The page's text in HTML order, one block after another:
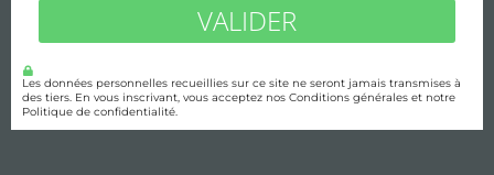
VALIDER
Les données personnelles recueillies sur ce site ne seront jamais transmises à
des tiers. En vous inscrivant, vous acceptez nos Conditions générales et notre
Politique de confidentialité.